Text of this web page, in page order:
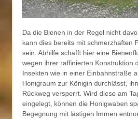
Da die Bienen in der Regel nicht
kann dies bereits mit schmerzhaften
sein. Abhilfe schafft hier eine
wegen ihrer raffinierten Konstruktion
Insekten wie in einer Einbahnstraße
Honigraum zur Königin durchlässt,
Rückweg versperrt. Wird diese am
eingelegt, können die Honigwaben
Begegnung mit lästigen Immen